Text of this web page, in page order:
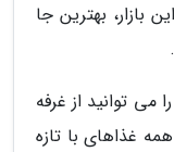
بازار، بهترین جا
می توانید از غرفه
غذاهای با تازه